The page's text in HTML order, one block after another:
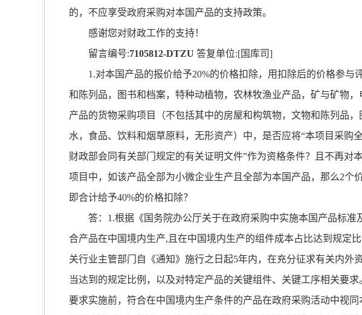
的，不应享受政府采购对本国产品的支持政策。
感谢您对财政工作的支持！
留言编号:7105812-DTZU 答复单位:[国库司]
1.对本国产品的报价给予20%的价格扣除，用扣除后的价格参与
和陈列品，图书和档案，特种动植物，农林牧渔业产品，矿与矿物
产品的货物采购项目（不包括其中的房屋和构筑物，文物和陈列品
水，食品、饮料和烟草原料，无形资产）中，是否应将“本项目采购
财政部会同有关部门规定的有关证明文件”作为资格条件？且不再对
项目中，如该产品全部为小微企业生产且全部为本国产品，那么2个
即合计给予40%的价格扣除？
答： 1.根据《国务院办公厅关于在政府采购中实施本国产品标准
合产品在中国境内生产, 且在中国境内生产的组件成本占比达到规定比
关行业主管部门自《通知》施行之日起5年内，在充分征求有关内外
当达到的规定比例，以及对特定产品的关键组件、关键工序相关要
要求实施前，符合在中国境内生产条件的产品在政府采购活动中视同